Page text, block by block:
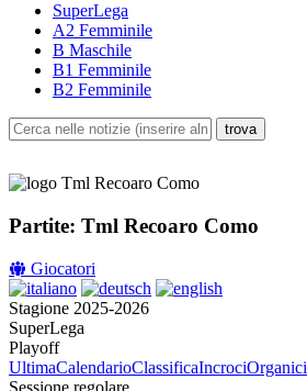
SuperLega
A2 Femminile
B Maschile
B1 Femminile
B2 Femminile
Partite: Tml Recoaro Como
Giocatori
Stagione 2025-2026
SuperLega
Playoff
UltimaCalendarioClassificaIncrociOrganici
Sessione regolare